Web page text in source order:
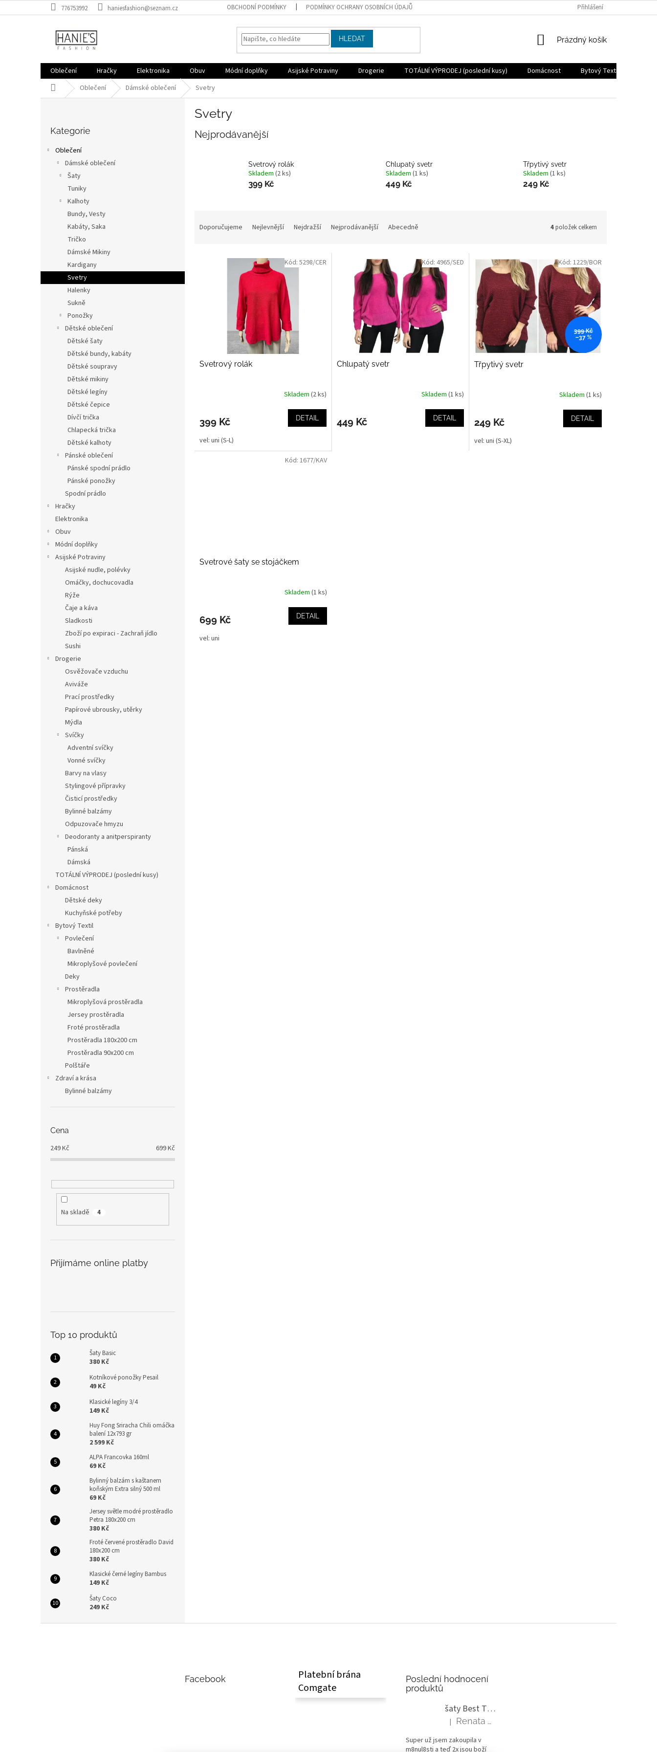
na
776753992 haniesfashion@seznam.cz OBCHODNÍ PODMÍNKY PODMÍNKY OCHRANY OSOBNÍCH ÚDAJŮ Přihlášení
HLEDAT
NÁKUPNÍ
Prázdný košík
Oblečení Hračky Elektronika Obuv Módní doplňky Asijské Potraviny Drogerie TOTÁLNÍ VÝPRODEJ (poslední kusy) Domácnost Bytový Textil
Domů Oblečení Dámské oblečení Svetry
kategorie
Kategorie
Oblečení
Dámské oblečení
Šaty
Tuniky
Kalhoty
Bundy, Vesty
Kabáty, Saka
Tričko
Dámské Mikiny
Kardigany
Svetry
Halenky
Sukně
Ponožky
Dětské oblečení
Dětské šaty
Dětské bundy, kabáty
Dětské soupravy
Dětské mikiny
Dětské legíny
Dětské čepice
Dívčí trička
Chlapecká trička
Dětské kalhoty
Pánské oblečení
Pánské spodní prádlo
Pánské ponožky
Spodní prádlo
Hračky
Elektronika
Obuv
Módní doplňky
Asijské Potraviny
Asijské nudle, polévky
Omáčky, dochucovadla
Rýže
Čaje a káva
Sladkosti
Zboží po expiraci - Zachraň jídlo
Sushi
Drogerie
Osvěžovače vzduchu
Aviváže
Prací prostředky
Papírové ubrousky, utěrky
Mýdla
Svíčky
Adventní svíčky
Vonné svíčky
Barvy na vlasy
Stylingové přípravky
Čisticí prostředky
Bylinné balzámy
Odpuzovače hmyzu
Deodoranty a anitperspiranty
Pánská
Dámská
TOTÁLNÍ VÝPRODEJ (poslední kusy)
Domácnost
Dětské deky
Kuchyňské potřeby
Bytový Textil
Povlečení
Bavlněné
Mikroplyšové povlečení
Deky
Prostěradla
Mikroplyšová prostěradla
Jersey prostěradla
Froté prostěradla
Prostěradla 180x200 cm
Prostěradla 90x200 cm
Polštáře
Zdraví a krása
Bylinné balzámy
Cena
249Kč 699Kč
Na skladě 4
Přijímáme online platby
Top 10 produktů
Šaty Basic
380 Kč
Kotníkové ponožky Pesail
49 Kč
Klasické legíny 3/4
149 Kč
Huy Fong Sriracha Chili omáčka
balení 12x793 gr
2 599 Kč
ALPA Francovka 160ml
69 Kč
Bylinný balzám s kaštanem
koňským Extra silný 500 ml
69 Kč
Jersey světle modré prostěradlo
Petra 180x200 cm
380 Kč
Froté červené prostěradlo David
180x200 cm
380 Kč
Klasické černé legíny Bambus
149 Kč
Šaty Coco
249 Kč
Svetry
Nejprodávanější
Svetrový rolák
Skladem (2 ks)
399 Kč
Chlupatý svetr
Skladem (1 ks)
449 Kč
Třpytivý svetr
Skladem (1 ks)
249 Kč
Doporučujeme Nejlevnější Nejdražší Nejprodávanější Abecedně 4položek celkem
Svetrový rolák
Skladem (2 ks)
399 Kč DETAIL
vel: uni (S-L)
Kód: 5298/CER
Chlupatý svetr
Skladem (1 ks)
449 Kč DETAIL
Kód: 4965/SED
399 Kč
–37 %
Třpytivý svetr
Skladem (1 ks)
249 Kč DETAIL
vel: uni (S-XL)
Kód: 1229/BOR
Svetrové šaty se stojáčkem
Skladem (1 ks)
699 Kč DETAIL
vel: uni
Kód: 1677/KAV
Facebook
Platební brána
Comgate
Poslední hodnocení
produktů
šaty Best Time delší rukáv
Hodnocení produktu je 5 z 5 hvězdiček.
| Renata Vlasáková
Super už jsem zakoupila v
m8nul8sti a teď 2x jsou boží